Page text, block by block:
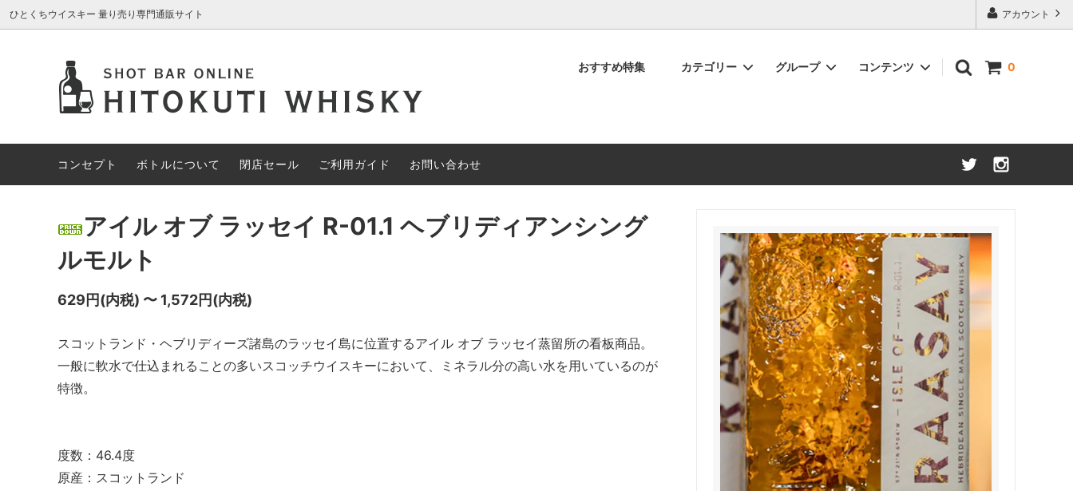
アカウント
ひとくちウイスキー 量り売り専門通販サイト
0
おすすめ特集 カテゴリー
その他の酒類 スペシャルセットメニュー #なぞときモルト 【期間限定】
グループ コンテンツ
コンセプト ボトルについて 閉店セール ご利用ガイド お問い合わせ
アイル オブ ラッセイ R-01.1 ヘブリディアンシング
ルモルト
629円(内税) 〜 1,572円(内税)
スコットランド・ヘブリディーズ諸島のラッセイ島に位置するアイル オブ ラッセイ蒸留所の看板商品。
一般に軟水で仕込まれることの多いスコッチウイスキーにおいて、ミネラル分の高い水を用いているのが
特徴。
度数：46.4度
原産：スコットランド